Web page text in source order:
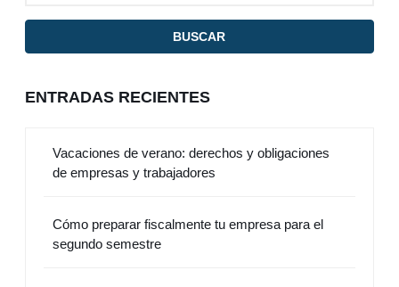
ENTRADAS RECIENTES
Vacaciones de verano: derechos y obligaciones
de empresas y trabajadores
Cómo preparar fiscalmente tu empresa para el
segundo semestre